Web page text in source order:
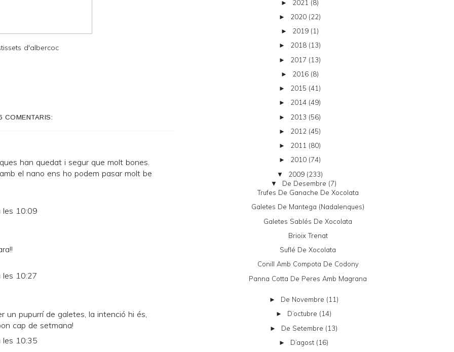
d'albercoc
COMENTARIS:
han quedat i segur que molt bones.
el nano ens ho podem pasar molt be
les 10:09
les 10:27
un pupurrí de galetes, la intenció hi és,
cap de setmana!
les 10:35
► 2021 (8)
► 2020 (22)
► 2019 (1)
► 2018 (13)
► 2017 (13)
► 2016 (8)
► 2015 (41)
► 2014 (49)
► 2013 (56)
► 2012 (45)
► 2011 (80)
► 2010 (74)
▼ 2009 (233)
▼ De Desembre (7)
Trufes De Ganache De Xocolata
Galetes De Mantega (nadalenques)
Galetes Sablés De Xocolata
Brioix Trenat
Suflé De Xocolata
Conill Amb Compota De Codony
Panna Cotta De Peres Amb Magrana
► De Novembre (11)
► D’octubre (14)
► De Setembre (13)
► D’agost (16)